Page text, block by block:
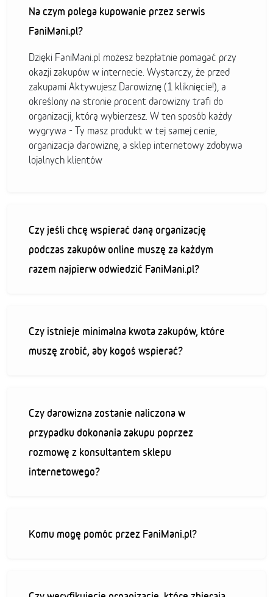
Na czym polega kupowanie przez serwis
FaniMani.pl?
Dzięki FaniMani.pl możesz bezpłatnie pomagać przy
okazji zakupów w internecie. Wystarczy, że przed
zakupami Aktywujesz Darowiznę (1 kliknięcie!), a
określony na stronie procent darowizny trafi do
organizacji, którą wybierzesz. W ten sposób każdy
wygrywa - Ty masz produkt w tej samej cenie,
organizacja darowiznę, a sklep internetowy zdobywa
lojalnych klientów
Czy jeśli chcę wspierać daną organizację
podczas zakupów online muszę za każdym
razem najpierw odwiedzić FaniMani.pl?
Czy istnieje minimalna kwota zakupów, które
muszę zrobić, aby kogoś wspierać?
Czy darowizna zostanie naliczona w
przypadku dokonania zakupu poprzez
rozmowę z konsultantem sklepu
internetowego?
Komu mogę pomóc przez FaniMani.pl?